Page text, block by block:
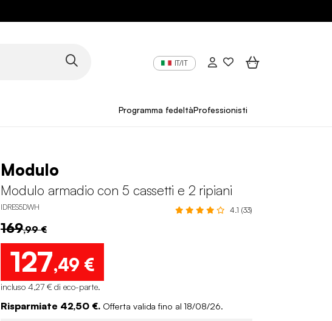
IT/IT
Programma fedeltàProfessionisti
Modulo
Modulo armadio con 5 cassetti e 2 ripiani
IDRES5DWH 4.1 (33)
169,99 €
127,49 €
incluso 4,27 € di eco-parte.
Risparmiate 42,50 €. Offerta valida fino al 18/08/26.